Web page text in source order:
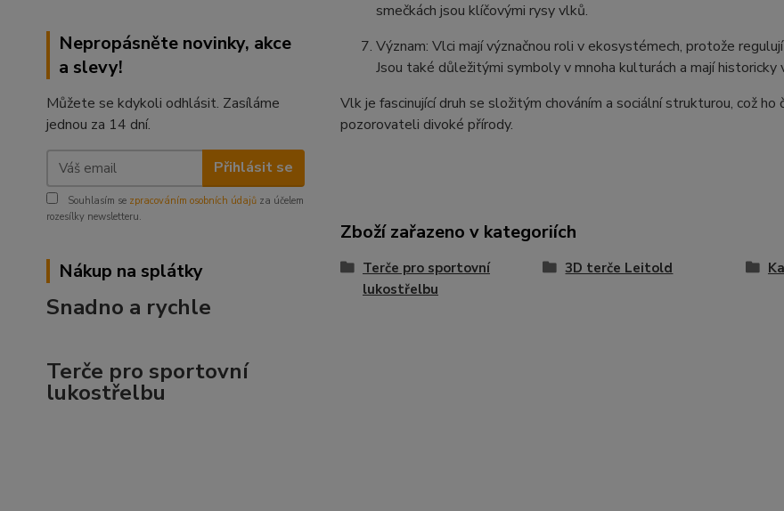
Nepropásněte novinky, akce
a slevy!
Můžete se kdykoli odhlásit. Zasíláme
jednou za 14 dní.
Přihlásit se
Souhlasím se zpracováním osobních údajů za účelem
rozesílky newsletteru.
Nákup na splátky
Snadno a rychle
Terče pro sportovní
lukostřelbu
smečkách jsou klíčovými rysy vlků.
Význam: Vlci mají význačnou roli v ekosystémech, protože
Jsou také důležitými symboly v mnoha kulturách a mají
Vlk je fascinující druh se složitým chováním a sociální strukturou, což
pozorovateli divoké přírody.
Zboží zařazeno v kategoriích
Terče pro sportovní
lukostřelbu
3D terče Leitold